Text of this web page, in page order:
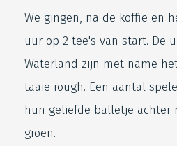
We gingen, na de koffie en
uur op 2 tee's van start. De
Waterland zijn met name
taaie rough. Een aantal
hun geliefde balletje achter
groen.